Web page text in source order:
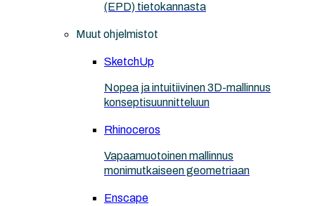
(EPD) tietokannasta
Muut ohjelmistot
SketchUp
Nopea ja intuitiivinen 3D-mallinnus
konseptisuunnitteluun
Rhinoceros
Vapaamuotoinen mallinnus
monimutkaiseen geometriaan
Enscape